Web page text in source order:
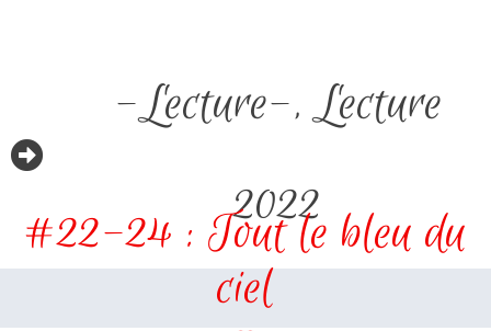
-Lecture-,Lecture
2022
#22-24 : Tout le bleu du
ciel